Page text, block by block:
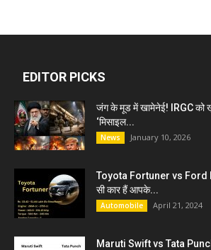
EDITOR PICKS
जंग के मूड में खामेनेई! IRGC को
‘मिसाइल...
News January 10, 2026
Toyota Fortuner vs Ford
सी कार हैं आपके...
Automobile April 21, 2024
Maruti Swift vs Tata